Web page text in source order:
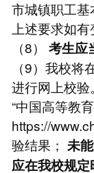
市城镇职工基
上述要求如
（8） 考生应
（9）我校
进行网上校
“中国高等教
https://
验结果； 未
应在我校规